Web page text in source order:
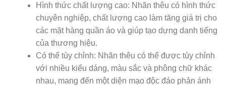
Hình thức chất lượng cao: Nhãn thêu có hình thức
chuyên nghiệp, chất lượng cao làm tăng giá trị cho
các mặt hàng quần áo và giúp tạo dựng danh tiếng
của thương hiệu.
Có thể tùy chỉnh: Nhãn thêu có thể được tùy chỉnh
với nhiều kiểu dáng, màu sắc và phông chữ khác
nhau, mang đến một diện mạo độc đáo phản ánh